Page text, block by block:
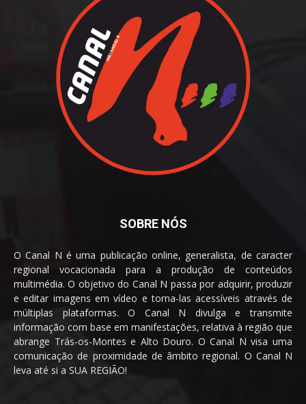
SOBRE NÓS
O Canal N é uma publicação online, generalista, de caracter
regional vocacionada para a produção de conteúdos
multimédia. O objetivo do Canal N passa por adquirir, produzir
e editar imagens em vídeo e torna-las acessíveis através de
múltiplas plataformas. O Canal N divulga e transmite
informação com base em manifestações, relativa à região que
abrange Trás-os-Montes e Alto Douro. O Canal N visa uma
comunicação de proximidade de âmbito regional. O Canal N
leva até si a SUA REGIÃO!